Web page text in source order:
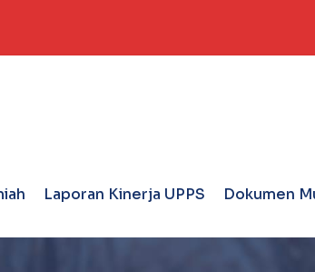
Laporan Kinerja UPPS Dokumen